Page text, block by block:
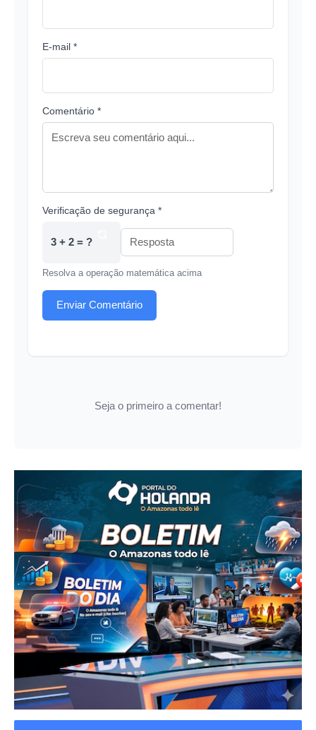
E-mail *
Comentário *
Verificação de segurança *
3 + 2 = ?
Resolva a operação matemática acima
Enviar Comentário
Seja o primeiro a comentar!